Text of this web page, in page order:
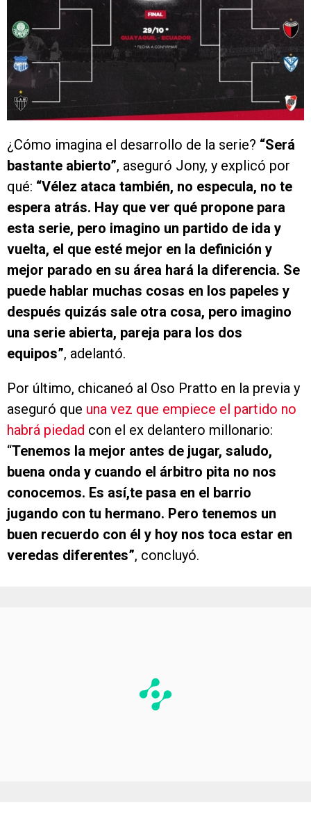
¿Cómo imagina el desarrollo de la serie? “Será
bastante abierto”, aseguró Jony, y explicó por
qué: “Vélez ataca también, no especula, no te
espera atrás. Hay que ver qué propone para
esta serie, pero imagino un partido de ida y
vuelta, el que esté mejor en la definición y
mejor parado en su área hará la diferencia. Se
puede hablar muchas cosas en los papeles y
después quizás sale otra cosa, pero imagino
una serie abierta, pareja para los dos
equipos”, adelantó.
Por último, chicaneó al Oso Pratto en la previa y
aseguró que una vez que empiece el partido no
habrá piedad con el ex delantero millonario:
“Tenemos la mejor antes de jugar, saludo,
buena onda y cuando el árbitro pita no nos
conocemos. Es así,te pasa en el barrio
jugando con tu hermano. Pero tenemos un
buen recuerdo con él y hoy nos toca estar en
veredas diferentes”, concluyó.